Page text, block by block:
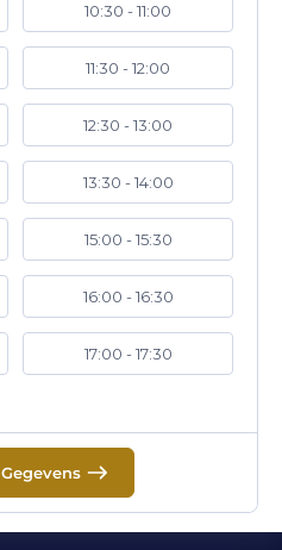
10:30 - 11:00
11:30 - 12:00
12:30 - 13:00
13:30 - 14:00
15:00 - 15:30
16:00 - 16:30
17:00 - 17:30
Gegevens